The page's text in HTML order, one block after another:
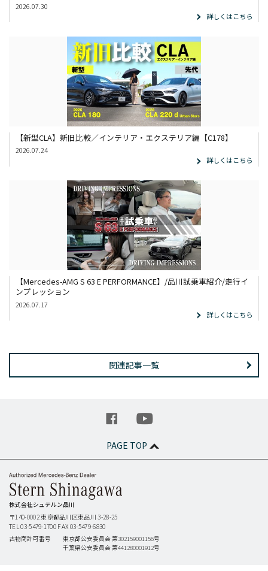
2026.07.30
詳しくはこちら
【新型CLA】新旧比較／インテリア・エクステリア編【C178】
2026.07.24
詳しくはこちら
【Mercedes-AMG S 63 E PERFORMANCE】/品川試乗車紹介/走行イ
ンプレッション
2026.07.17
詳しくはこちら
関連記事一覧
PAGE TOP
株式会社シュテルン品川
〒140-0002東京都品川区東品川 3-28-25
TEL 03-5479-1700 FAX 03-5479-6830
古物商許可番号
東京都公安委員会 第302159001156号
千葉県公安委員会 第441280001912号